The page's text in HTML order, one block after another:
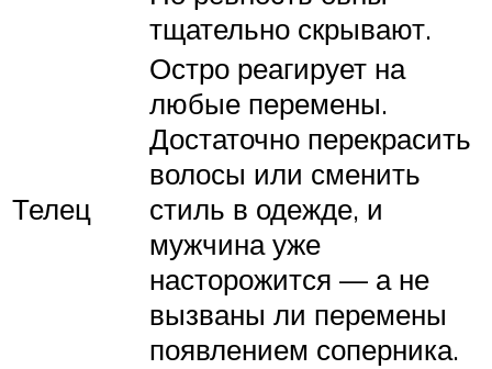
тщательно скрывают.
Телец
Остро реагирует на
любые перемены.
Достаточно перекрасить
волосы или сменить
стиль в одежде, и
мужчина уже
насторожится — а не
вызваны ли перемены
появлением соперника.